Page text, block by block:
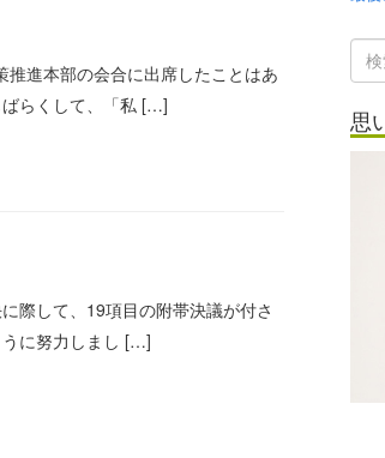
進本部の会合に出席したことはあ
ばらくして、「私 […]
際して、19項目の附帯決議が付さ
うに努力しまし […]
索:
思